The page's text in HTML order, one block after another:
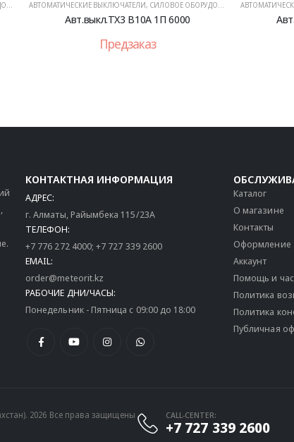
АВТОМАТИЧЕСКИЕ ВЫКЛЮЧАТЕЛИ, СИЛОВОЕ ОБОРУДОВАНИЕ
Авт.выкл.TX3 B10A 1П 6000
Предзаказ
КОНТАКТНАЯ ИНФОРМАЦИЯ
АДРЕС:
г. Алматы, Райымбека 115/23A
ТЕЛЕФОН:
+7 776 272 4000;+7 727 339 2600
EMAIL:
order@meteorit.kz
РАБОЧИЕ ДНИ/ЧАСЫ:
Понедельник - Пятница с 09:00 до 18:00
Каталог
О магазине
Контакты
Оформление
Аккаунт
Помощь и
Политика
Политика
Публичная
2026 Все права защищены CALL-CENTER:
+7 727 339 2600